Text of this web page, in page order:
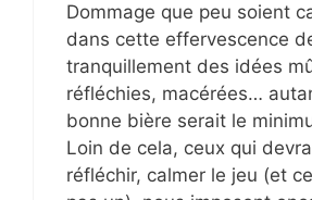
Dommage que peu soient
dans cette effervescence
tranquillement des idées
réfléchies, macérées…
bonne bière serait le
Loin de cela, ceux qui
réfléchir, calmer le jeu (et